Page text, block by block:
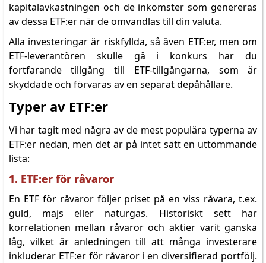
kapitalavkastningen och de inkomster som genereras
av dessa ETF:er när de omvandlas till din valuta.
Alla investeringar är riskfyllda, så även ETF:er, men om
ETF-leverantören skulle gå i konkurs har du
fortfarande tillgång till ETF-tillgångarna, som är
skyddade och förvaras av en separat depåhållare.
Typer av ETF:er
Vi har tagit med några av de mest populära typerna av
ETF:er nedan, men det är på intet sätt en uttömmande
lista:
1. ETF:er för råvaror
En ETF för råvaror följer priset på en viss råvara, t.ex.
guld, majs eller naturgas. Historiskt sett har
korrelationen mellan råvaror och aktier varit ganska
låg, vilket är anledningen till att många investerare
inkluderar ETF:er för råvaror i en diversifierad portfölj.